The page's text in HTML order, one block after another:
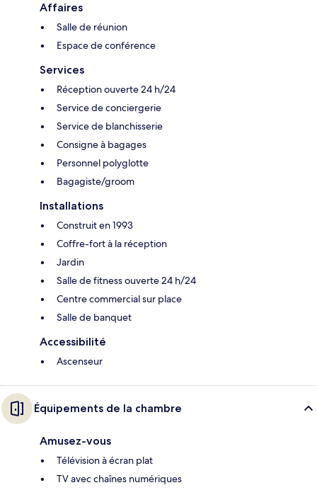
Affaires
Salle de réunion
Espace de conférence
Services
Réception ouverte 24 h/24
Service de conciergerie
Service de blanchisserie
Consigne à bagages
Personnel polyglotte
Bagagiste/groom
Installations
Construit en 1993
Coffre-fort à la réception
Jardin
Salle de fitness ouverte 24 h/24
Centre commercial sur place
Salle de banquet
Accessibilité
Ascenseur
Équipements de la chambre
Amusez-vous
Télévision à écran plat
TV avec chaînes numériques